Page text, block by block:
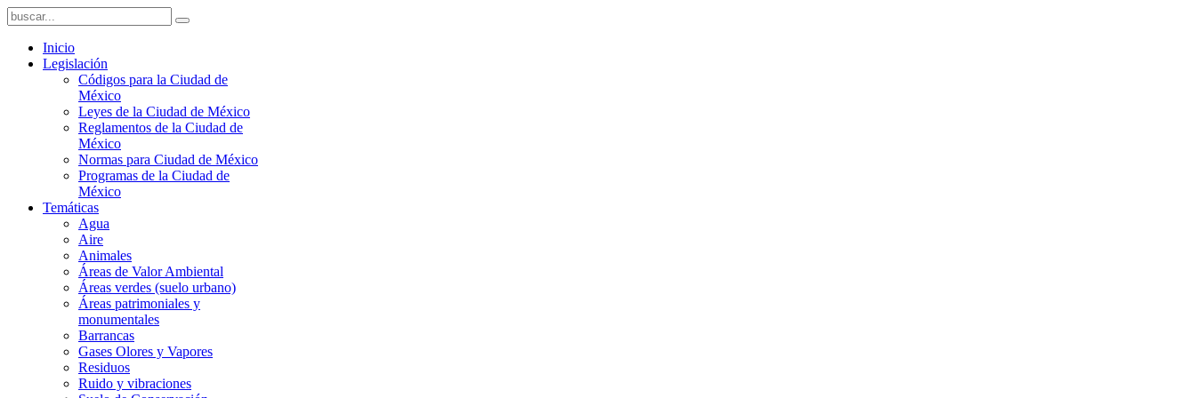
Inicio
Legislación
Códigos para la Ciudad de
México
Leyes de la Ciudad de México
Reglamentos de la Ciudad de
México
Normas para Ciudad de México
Programas de la Ciudad de
México
Temáticas
Agua
Aire
Animales
Áreas de Valor Ambiental
Áreas verdes (suelo urbano)
Áreas patrimoniales y
monumentales
Barrancas
Gases Olores y Vapores
Residuos
Ruido y vibraciones